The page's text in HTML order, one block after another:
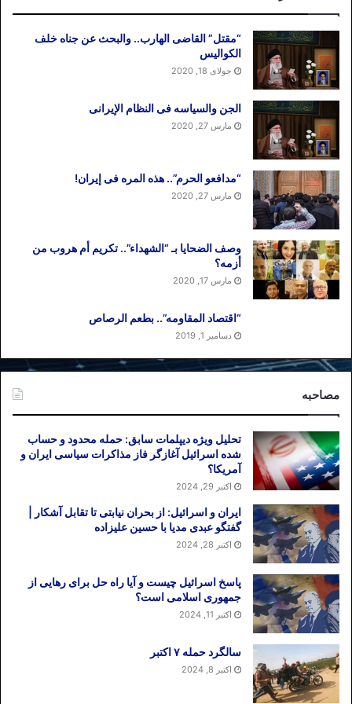
“مقتل” القاضی الهارب.. والبحث عن جناه خلف
الکوالیس
جولای 18, 2020
الجن والسیاسه فی النظام اﻹیرانی
مارس 27, 2020
“مدافعو الحرم”.. هذه المره فی إیران!
مارس 27, 2020
وصف الضحایا بـ “الشهداء”.. تکریم أم هروب من
أزمه؟
مارس 17, 2020
“اقتصاد المقاومه”.. بطعم الرصاص
دسامبر 1, 2019
مصاحبه
تحلیل ویژه دیپلمات سابق: حمله محدود و حساب
شده اسرائیل آغازگر فاز مذاکرات سیاسی ایران و
آمریکا؟
اکتبر 29, 2024
ایران و اسرائیل: از بحران نیابتی تا تقابل آشکار |
گفتگو عبدی مدیا با حسین علیزاده
اکتبر 28, 2024
پاسخ اسرائیل چیست و آیا راه حل برای رهایی از
جمهوری اسلامی است؟
اکتبر 11, 2024
سالگرد حمله ۷ اکتبر
اکتبر 8, 2024